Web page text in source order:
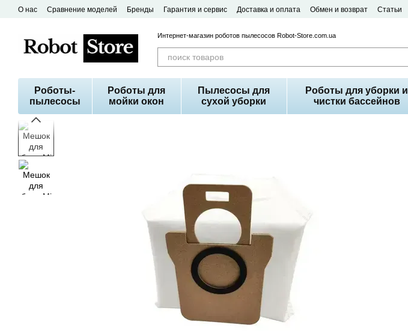
Перейти к основному контенту
О нас Сравнение моделей Бренды Гарантия и сервис Доставка и оплата Обмен и возврат Статьи
Интернет-магазин роботов пылесосов Robot-Store.com.ua
Роботы-
пылесосы
Роботы для
мойки окон
Пылесосы для
сухой уборки
Роботы для уборки и
чистки бассейнов